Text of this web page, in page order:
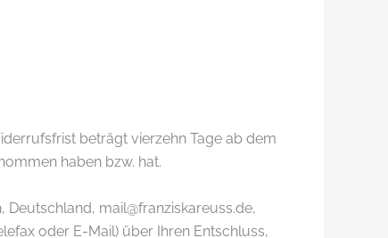
beträgt vierzehn Tage ab dem
haben bzw. hat.
mail@franziskareuss.de,
oder E-Mail) über Ihren Entschluss,